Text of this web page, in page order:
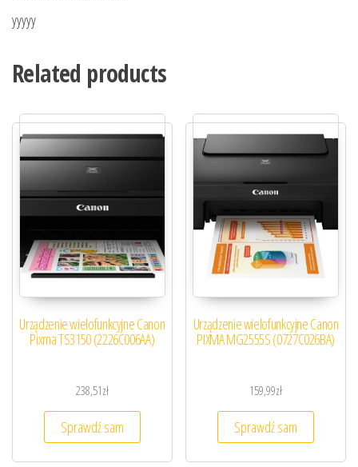
yyyyy
Related products
Urządzenie wielofunkcyjne Canon
Pixma TS3150 (2226C006AA)
238,51zł
Sprawdź sam
Urządzenie wielofunkcyjne Canon
PIXMA MG2555S (0727C026BA)
159,99zł
Sprawdź sam